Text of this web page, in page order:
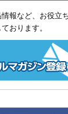
報など、お役立
おります。